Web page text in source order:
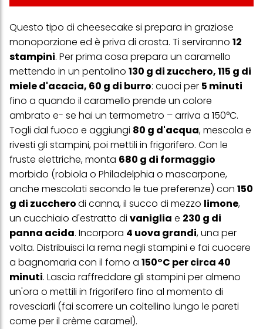
Questo tipo di cheesecake si prepara in graziose
monoporzione ed è priva di crosta. Ti serviranno 12
stampini. Per prima cosa prepara un caramello
mettendo in un pentolino 130 g di zucchero, 115 g di
miele d'acacia, 60 g di burro: cuoci per 5 minuti
fino a quando il caramello prende un colore
ambrato e- se hai un termometro – arriva a 150°C.
Togli dal fuoco e aggiungi 80 g d'acqua, mescola e
rivesti gli stampini, poi mettili in frigorifero. Con le
fruste elettriche, monta 680 g di formaggio
morbido (robiola o Philadelphia o mascarpone,
anche mescolati secondo le tue preferenze) con 150
g di zuccherodi canna, il succo di mezzo limone,
un cucchiaio d'estratto di vaniglia e 230 g di
panna acida. Incorpora 4 uova grandi, una per
volta. Distribuisci la rema negli stampini e fai cuocere
a bagnomaria con il forno a 150°C per circa 40
minuti. Lascia raffreddare gli stampini per almeno
un'ora o mettili in frigorifero fino al momento di
rovesciarli (fai scorrere un coltellino lungo le pareti
come per il crème caramel).